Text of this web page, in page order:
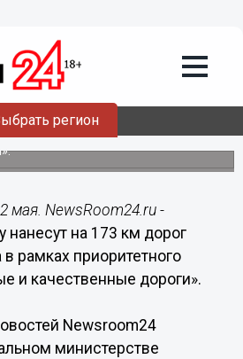
регион
нанесут на 173 км
дорог
проекта «Безопасные и
мая. NewsRoom24.ru -
на 173 км дорог
рамках приоритетного
и качественные дороги».
Newsroom24
министерстве